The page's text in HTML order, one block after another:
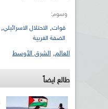
وسوم:
قوات, الاحتلال الاسرائيلي,
الضفة الغربية
العالم, الشرق الأوسط
طالع ايضاً